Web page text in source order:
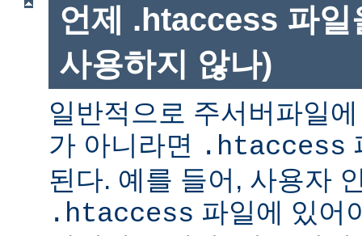
언제 .htaccess 파일
사용하지 않나)
일반적으로 주서버파일
가 아니라면 .htaccess
된다. 예를 들어, 사용자
.htaccess 파일에 있어